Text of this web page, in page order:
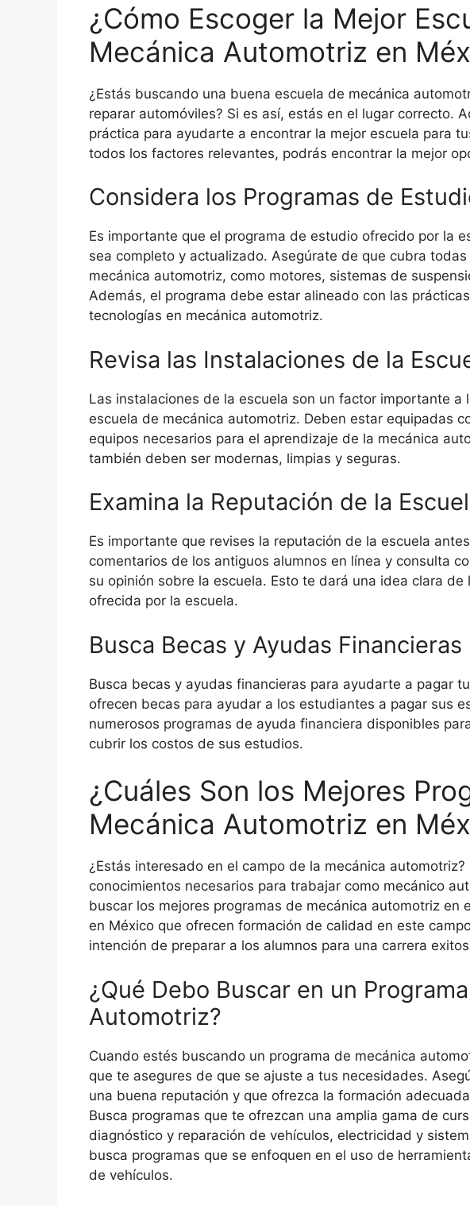
¿Cómo Escoger la Mejor
Mecánica Automotriz en
¿Estás buscando una buena escuela de mecánica
reparar automóviles? Si es así, estás en el lugar correcto.
práctica para ayudarte a encontrar la mejor escuela para
todos los factores relevantes, podrás encontrar la mejor
Considera los Programas de
Es importante que el programa de estudio ofrecido por la
sea completo y actualizado. Asegúrate de que cubra
mecánica automotriz, como motores, sistemas de
Además, el programa debe estar alineado con las
tecnologías en mecánica automotriz.
Revisa las Instalaciones de la
Las instalaciones de la escuela son un factor importante a
escuela de mecánica automotriz. Deben estar equipadas
equipos necesarios para el aprendizaje de la mecánica
también deben ser modernas, limpias y seguras.
Examina la Reputación de la
Es importante que revises la reputación de la escuela
comentarios de los antiguos alumnos en línea y consulta
su opinión sobre la escuela. Esto te dará una idea clara
ofrecida por la escuela.
Busca Becas y Ayudas Financieras
Busca becas y ayudas financieras para ayudarte a pagar
ofrecen becas para ayudar a los estudiantes a pagar sus
numerosos programas de ayuda financiera disponibles
cubrir los costos de sus estudios.
¿Cuáles Son los Mejores
Mecánica Automotriz en
¿Estás interesado en el campo de la mecánica
conocimientos necesarios para trabajar como mecánico
buscar los mejores programas de mecánica automotriz en
en México que ofrecen formación de calidad en este
intención de preparar a los alumnos para una carrera
¿Qué Debo Buscar en un
Automotriz?
Cuando estés buscando un programa de mecánica
que te asegures de que se ajuste a tus necesidades.
una buena reputación y que ofrezca la formación
Busca programas que te ofrezcan una amplia gama de
diagnóstico y reparación de vehículos, electricidad y
busca programas que se enfoquen en el uso de
de vehículos.